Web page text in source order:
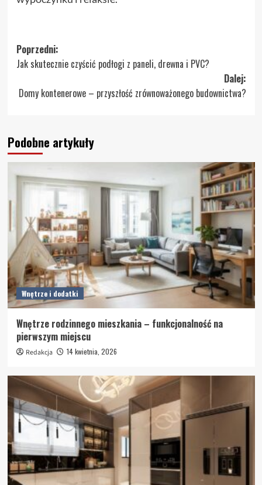
Zobacz
wpisy
Poprzedni:
Jak skutecznie czyścić podłogi z paneli, drewna i PVC?
Dalej:
Domy kontenerowe – przyszłość zrównoważonego budownictwa?
Podobne artykuły
Wnętrze i dodatki
Wnętrze rodzinnego mieszkania – funkcjonalność na
pierwszym miejscu
Redakcja 14 kwietnia, 2026